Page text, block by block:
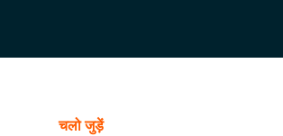
चलो जुड़ें